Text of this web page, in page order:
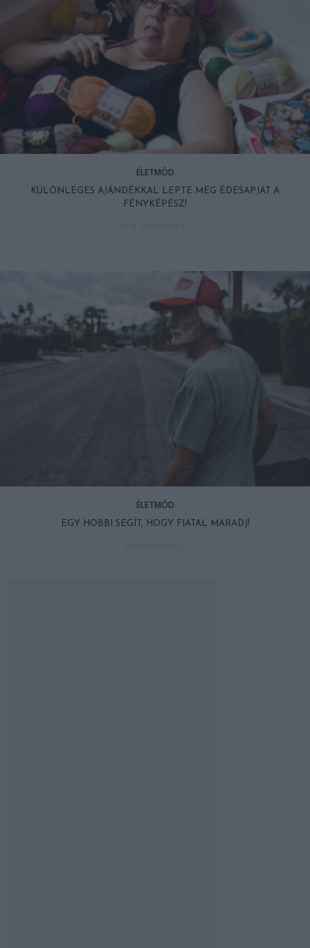
ÉLETMÓD
KÜLÖNLEGES AJÁNDÉKKAL LEPTE MEG ÉDESAPJÁT A
FÉNYKÉPÉSZ!
ÉLETMÓD
EGY HOBBI SEGÍT, HOGY FIATAL MARADJ!